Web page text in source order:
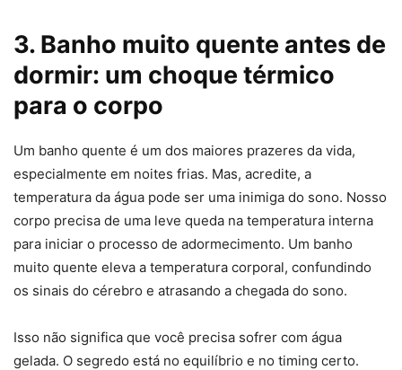
3. Banho muito quente antes de
dormir: um choque térmico
para o corpo
Um banho quente é um dos maiores prazeres da vida,
especialmente em noites frias. Mas, acredite, a
temperatura da água pode ser uma inimiga do sono. Nosso
corpo precisa de uma leve queda na temperatura interna
para iniciar o processo de adormecimento. Um banho
muito quente eleva a temperatura corporal, confundindo
os sinais do cérebro e atrasando a chegada do sono.
Isso não significa que você precisa sofrer com água
gelada. O segredo está no equilíbrio e no timing certo.